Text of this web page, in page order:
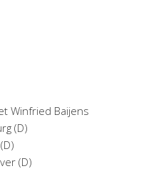
Winfried Baijens
(D)
(D)